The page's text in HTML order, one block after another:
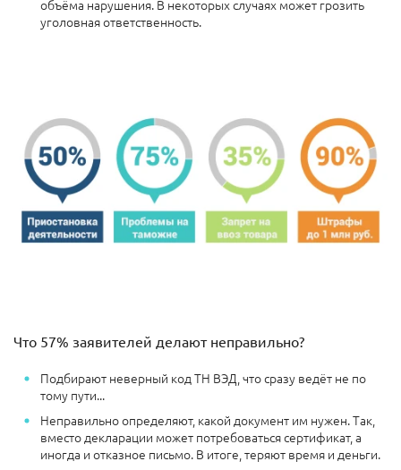
объёма нарушения. В некоторых случаях может грозить
уголовная ответственность.
Что 57% заявителей делают неправильно?
Подбирают неверный код ТН ВЭД, что сразу ведёт не по
тому пути...
Неправильно определяют, какой документ им нужен. Так,
вместо декларации может потребоваться сертификат, а
иногда и отказное письмо. В итоге, теряют время и деньги.